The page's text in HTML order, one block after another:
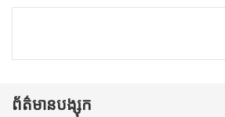
ព័ត៌មានបង្សុក